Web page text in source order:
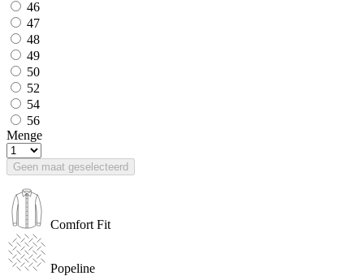
46
47
48
49
50
52
54
56
Menge
Geen maat geselecteerd
Comfort Fit
Popeline